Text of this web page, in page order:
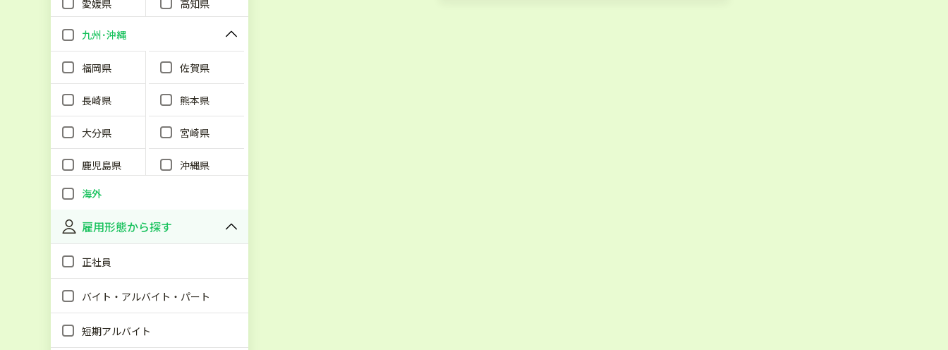
愛媛県 高知県
九州･沖縄
福岡県 佐賀県
長崎県 熊本県
大分県 宮崎県
鹿児島県
沖縄県
海外
雇用形態から探す
正社員
バイト・アルバイト・パート
短期アルバイト